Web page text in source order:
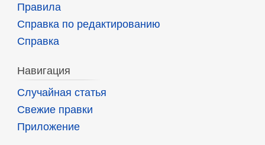
Правила
Справка по редактированию
Справка
Навигация
Случайная статья
Свежие правки
Приложение